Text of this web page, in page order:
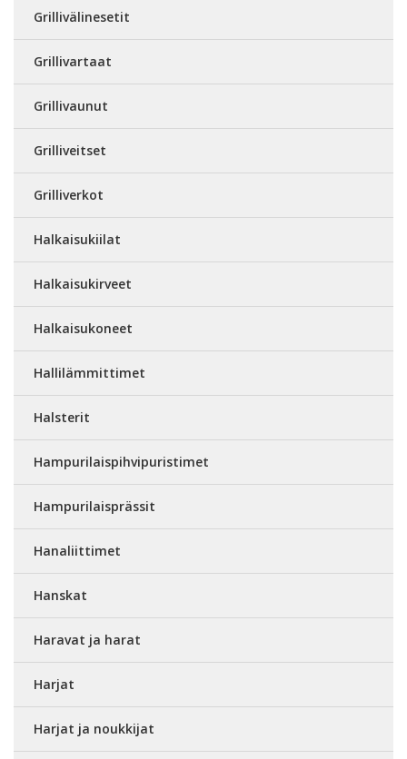
Grillivälinesetit
Grillivartaat
Grillivaunut
Grilliveitset
Grilliverkot
Halkaisukiilat
Halkaisukirveet
Halkaisukoneet
Hallilämmittimet
Halsterit
Hampurilaispihvipuristimet
Hampurilaisprässit
Hanaliittimet
Hanskat
Haravat ja harat
Harjat
Harjat ja noukkijat